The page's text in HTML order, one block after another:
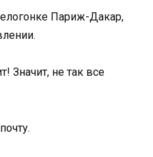
Париж-Дакар,
Значит, не так все